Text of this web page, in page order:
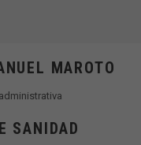
MAROTO
SANIDAD